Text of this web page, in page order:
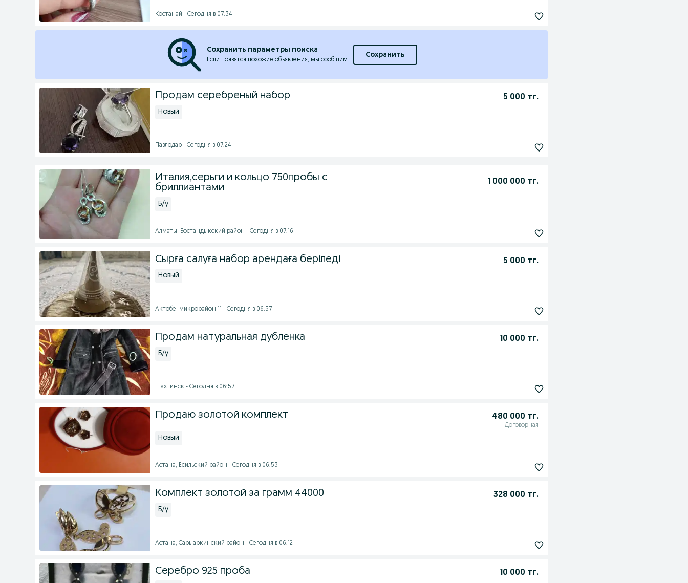
Костанай - Сегодня в 07:34
Сохранить параметры поиска
Если появятся похожие объявления, мы сообщим.
Сохранить
Продам серебреный набор 5 000 тг.
Новый
Павлодар - Сегодня в 07:24
Италия,серьги и кольцо 750пробы с
бриллиантами
1 000 000 тг.
Б/у
Алматы, Бостандыкский район - Сегодня в 07:16
Сырға салуға набор арендаға беріледі 5 000 тг.
Новый
Актобе, микрорайон 11 - Сегодня в 06:57
Продам натуральная дубленка 10 000 тг.
Б/у
Шахтинск - Сегодня в 06:57
Продаю золотой комплект 480 000 тг.
Договорная
Новый
Астана, Есильский район - Сегодня в 06:53
Комплект золотой за грамм 44000 328 000 тг.
Б/у
Астана, Сарыаркинский район - Сегодня в 06:12
Серебро 925 проба 10 000 тг.